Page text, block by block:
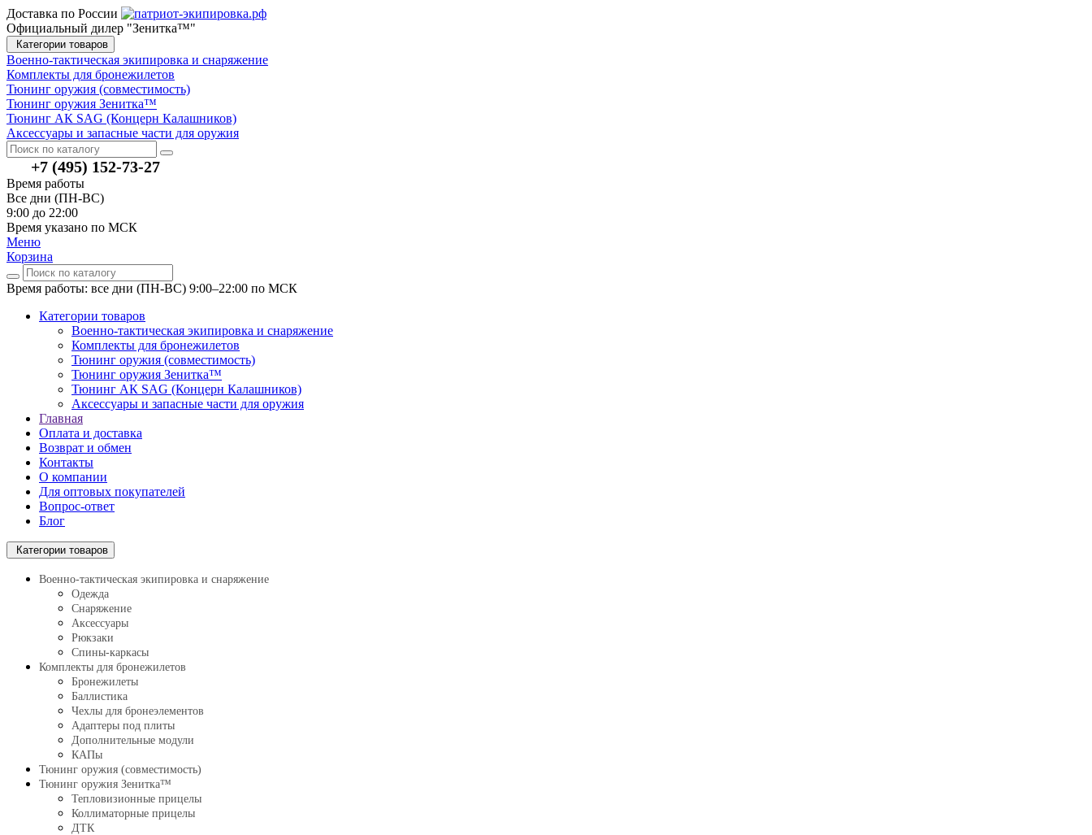
Доставка по России
Официальный дилер "Зенитка™"
Категории товаров
Военно-тактическая экипировка и снаряжение
Комплекты для бронежилетов
Тюнинг оружия (совместимость)
Тюнинг оружия Зенитка™
Тюнинг АК SAG (Концерн Калашников)
Аксессуары и запасные части для оружия
+7 (495) 152-73-27
Время работы
Все дни (ПН-ВС)
9:00 до 22:00
Время указано по МСК
Меню
Корзина
Время работы: все дни (ПН-ВС) 9:00–22:00 по МСК
Категории товаров
Военно-тактическая экипировка и снаряжение
Комплекты для бронежилетов
Тюнинг оружия (совместимость)
Тюнинг оружия Зенитка™
Тюнинг АК SAG (Концерн Калашников)
Аксессуары и запасные части для оружия
Главная
Оплата и доставка
Возврат и обмен
Контакты
О компании
Для оптовых покупателей
Вопрос-ответ
Блог
Категории товаров
Военно-тактическая экипировка и снаряжение
Одежда
Снаряжение
Аксессуары
Рюкзаки
Спины-каркасы
Комплекты для бронежилетов
Бронежилеты
Баллистика
Чехлы для бронеэлементов
Адаптеры под плиты
Дополнительные модули
КАПы
Тюнинг оружия (совместимость)
Тюнинг оружия Зенитка™
Тепловизионные прицелы
Коллиматорные прицелы
ДТК